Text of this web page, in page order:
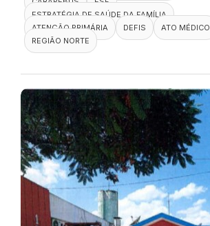
ESTRATÉGIA DE SAÚDE DA FAMÍLIA
ATENÇÃO PRIMÁRIA
DEFIS
ATO MÉDICO
REGIÃO NORTE